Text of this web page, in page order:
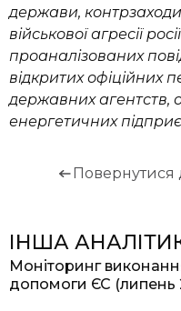
держави,
військової агресії
проаналізованих
відкритих офіційних
державних агентств,
енергетичних
Повернутися
ІНША
Моніторинг
допомоги ЄС (липень